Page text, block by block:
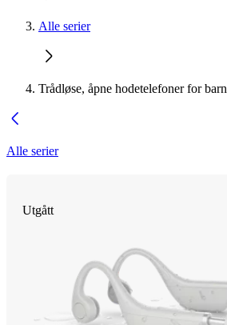
Alle serier
Trådløse, åpne hodetelefoner for barn
Alle serier
Utgått